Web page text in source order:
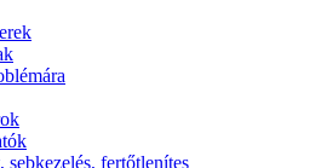
sebkezelés, fertőtlenítes